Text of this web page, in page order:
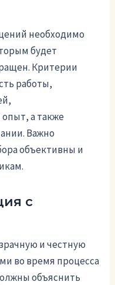
необходимо
будет
Критерии
работы,
а также
Важно
объективны и
с
и честную
во время процесса
объяснить